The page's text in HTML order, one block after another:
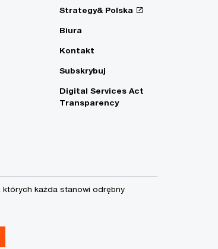
Strategy& Polska
Biura
Kontakt
Subskrybuj
Digital Services Act
Transparency
których każda stanowi odrębny